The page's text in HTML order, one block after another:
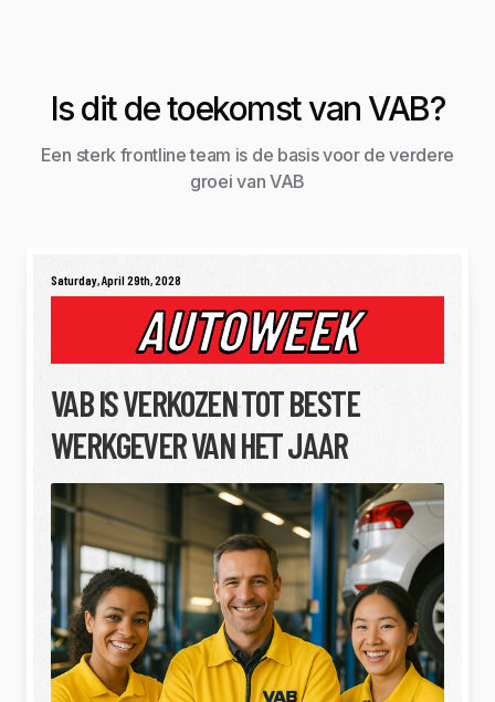
Saturday, April 29th, 2028
AUTOWEEK
VAB IS VERKOZEN TOT BESTE
WERKGEVER VAN HET JAAR
Is dit de toekomst van VAB?
Een sterk frontline team is de basis voor de verdere
groei van VAB